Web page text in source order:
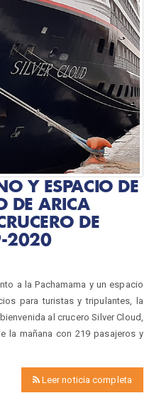
Y ESPACIO DE
DE ARICA
DE
2020
a la Pachamama y un espacio
para turistas y tripulantes, la
al crucero Silver Cloud,
la mañana con 219 pasajeros y
Leer noticia completa